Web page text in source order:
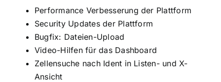
Performance Verbesserung der Plattform
Security Updates der Plattform
Bugfix: Dateien-Upload
Video-Hilfen für das Dashboard
Zellensuche nach Ident in Listen- und X-
Ansicht